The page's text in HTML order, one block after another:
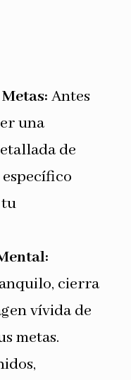
Antes
una
de
tu
cierra
vívida de
metas.